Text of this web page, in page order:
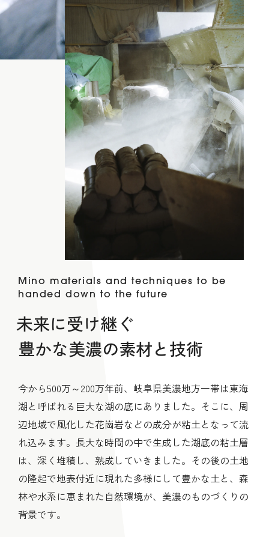
Mino materials and techniques to be
handed down to the future
未来に受け継ぐ
豊かな美濃の素材と技術
今から500万～200万年前、岐阜県美濃地方一帯は東海
湖と呼ばれる巨大な湖の底にありました。そこに、周
辺地域で風化した花崗岩などの成分が粘土となって流
れ込みます。長大な時間の中で生成した湖底の粘土層
は、深く堆積し、熟成していきました。その後の土地
の隆起で地表付近に現れた多様にして豊かな土と、森
林や水系に恵まれた自然環境が、美濃のものづくりの
背景です。